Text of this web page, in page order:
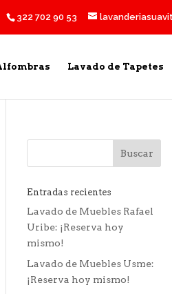
322 702 90 53
Lavado de Tapetes
Entradas recientes
Lavado de Muebles Rafael
Uribe: ¡Reserva hoy
mismo!
Lavado de Muebles Usme:
¡Reserva hoy mismo!